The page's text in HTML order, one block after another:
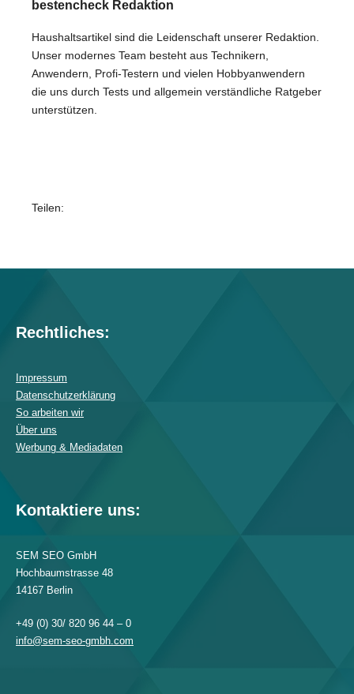
bestencheck Redaktion
Haushaltsartikel sind die Leidenschaft unserer Redaktion.
Unser modernes Team besteht aus Technikern,
Anwendern, Profi-Testern und vielen Hobbyanwendern
die uns durch Tests und allgemein verständliche Ratgeber
unterstützen.
Teilen:
Rechtliches:
Impressum
Datenschutzerklärung
So arbeiten wir
Über uns
Werbung & Mediadaten
Kontaktiere uns:
SEM SEO GmbH
Hochbaumstrasse 48
14167 Berlin
+49 (0) 30/ 820 96 44 – 0
info@sem-seo-gmbh.com